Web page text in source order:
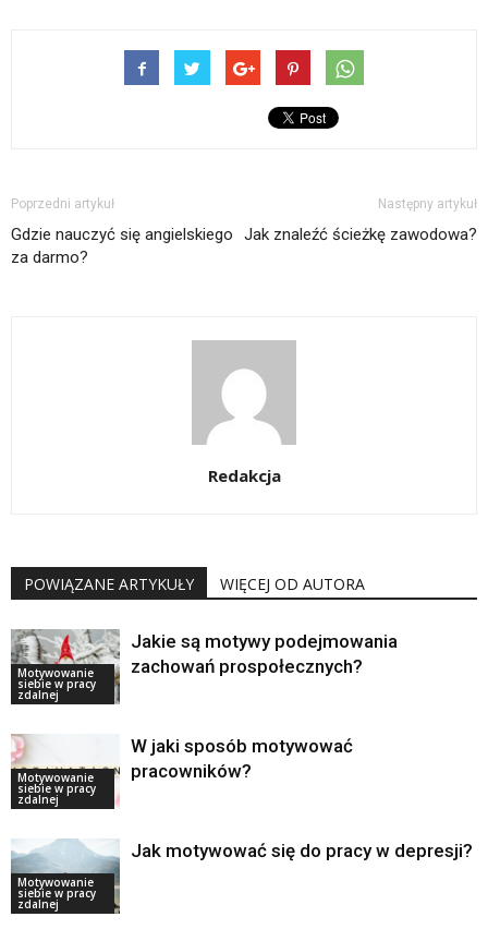
Poprzedni artykuł
Gdzie nauczyć się angielskiego
za darmo?
Następny artykuł
Jak znaleźć ścieżkę zawodowa?
Redakcja
POWIĄZANE ARTYKUŁY WIĘCEJ OD AUTORA
Motywowanie
siebie w pracy
zdalnej
Jakie są motywy podejmowania
zachowań prospołecznych?
Motywowanie
siebie w pracy
zdalnej
W jaki sposób motywować
pracowników?
Motywowanie
siebie w pracy
zdalnej
Jak motywować się do pracy w depresji?